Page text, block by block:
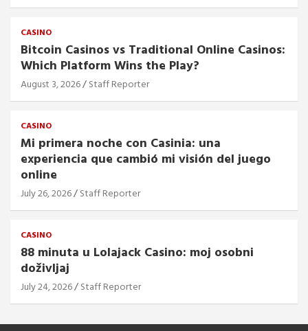
CASINO
Bitcoin Casinos vs Traditional Online Casinos:
Which Platform Wins the Play?
August 3, 2026 Staff Reporter
CASINO
Mi primera noche con Casinia: una
experiencia que cambió mi visión del juego
online
July 26, 2026 Staff Reporter
CASINO
88 minuta u Lolajack Casino: moj osobni
doživljaj
July 24, 2026 Staff Reporter